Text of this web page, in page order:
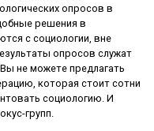
опросов в
решения в
с социологии, вне
опросов служат
не можете предлагать
которая стоит сотни
социологию. И
групп.